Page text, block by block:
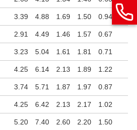
3.39 4.88 1.69 1.50 0.94
2.91 4.49 1.46 1.57 0.67
3.23 5.04 1.61 1.81 0.71
4.25 6.14 2.13 1.89 1.22
3.74 5.71 1.87 1.97 0.87
4.25 6.42 2.13 2.17 1.02
5.20 7.40 2.60 2.20 1.50